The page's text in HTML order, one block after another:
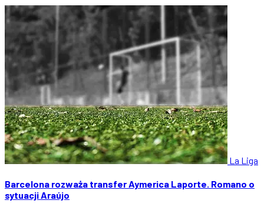
La Liga
Barcelona rozważa transfer Aymerica Laporte. Romano o
sytuacji Araújo